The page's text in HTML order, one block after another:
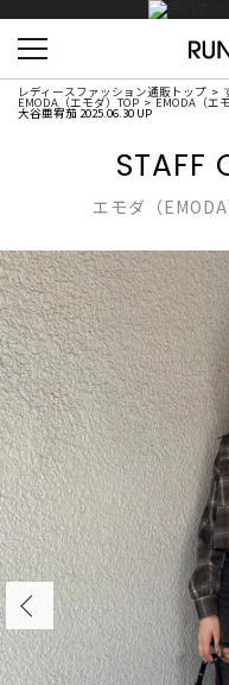
レディースファッション通販トップ
EMODA（エモダ）TOP EMODA（エ
大谷亜宥茄 2025.06.30 UP
STAFF
エモダ（